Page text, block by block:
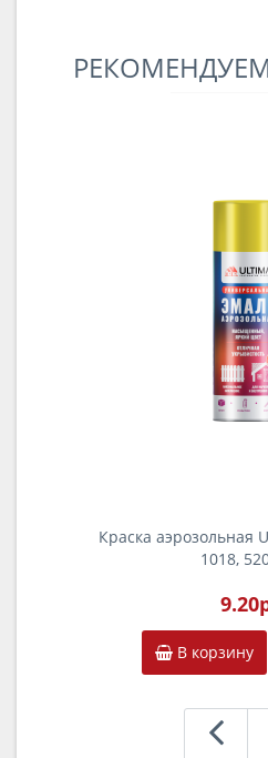
Краска аэрозольная
1018,
В корзину